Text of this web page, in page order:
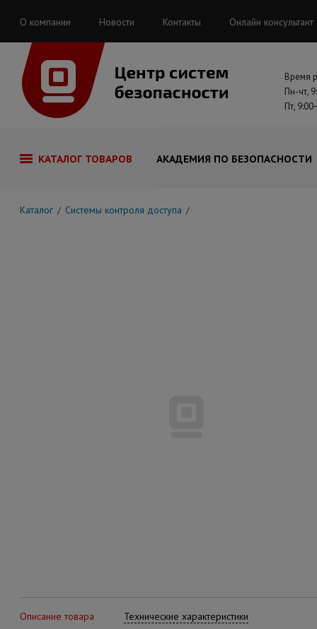
О компании Новости Контакты Онлайн консультант
Время
Пн-чт,
Пт,
КАТАЛОГ ТОВАРОВ АКАДЕМИЯ ПО БЕЗОПАСНОСТИ
Каталог Системы контроля доступа
Описание товара Технические характеристики